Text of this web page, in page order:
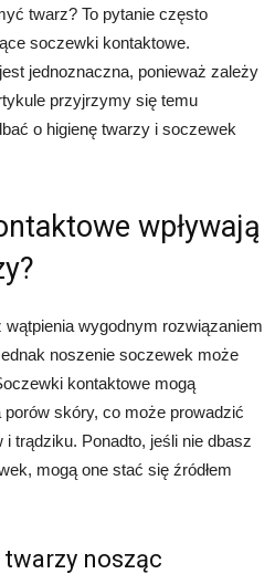
twarz? To pytanie często
soczewki kontaktowe.
jednoznaczna, ponieważ zależy
przyjrzymy się temu
o higienę twarzy i soczewek
wpływają
wygodnym rozwiązaniem
noszenie soczewek może
kontaktowe mogą
skóry, co może prowadzić
trądziku. Ponadto, jeśli nie dbasz
mogą one stać się źródłem
nosząc